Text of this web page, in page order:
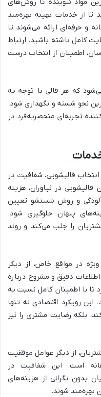
از خدمات بهینه بهره‌مند
و حرفه‌ای ارائه می‌شوند تا
کامل داشته باشید. ارتباط
اطمینان از انتخاب درست
که هر قالی با توجه به
نحو شسته و نگهداری شود.
تجربه‌ای منحصربه‌فرد در
قالیشویی، شفافیت در
در نیاوران، هزینه
و روش شستشو تعیین
پنهان جلوگیری شود.
را جلب می‌کند و روند
در مواقع خاص، از دیگر
دقیق و مشروح درباره
تا با اطمینان کامل نسبت به
این رویکرد اقتصادی نه تنها
بلکه رضایت مشتری را نیز
از دیگر عوامل موفقیت
است. این شفافیت در
بدون نگرانی از هزینه‌های
بهره‌مند شوند.